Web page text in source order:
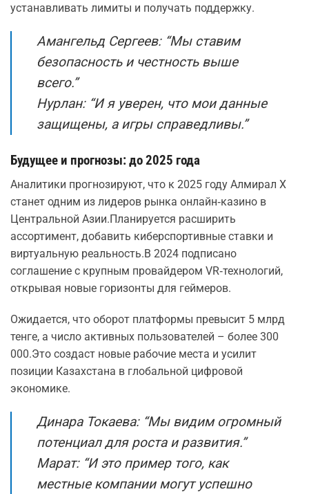
устанавливать лимиты и получать поддержку.
Амангельд Сергеев: “Мы ставим
безопасность и честность выше
всего.”
Нурлан: “И я уверен, что мои данные
защищены, а игры справедливы.”
Будущее и прогнозы: до 2025 года
Аналитики прогнозируют, что к 2025 году Алмирал Х
станет одним из лидеров рынка онлайн‑казино в
Центральной Азии.Планируется расширить
ассортимент, добавить киберспортивные ставки и
виртуальную реальность.В 2024 подписано
соглашение с крупным провайдером VR‑технологий,
открывая новые горизонты для геймеров.
Ожидается, что оборот платформы превысит 5 млрд
тенге, а число активных пользователей – более 300
000.Это создаст новые рабочие места и усилит
позиции Казахстана в глобальной цифровой
экономике.
Динара Токаева: “Мы видим огромный
потенциал для роста и развития.”
Марат: “И это пример того, как
местные компании могут успешно